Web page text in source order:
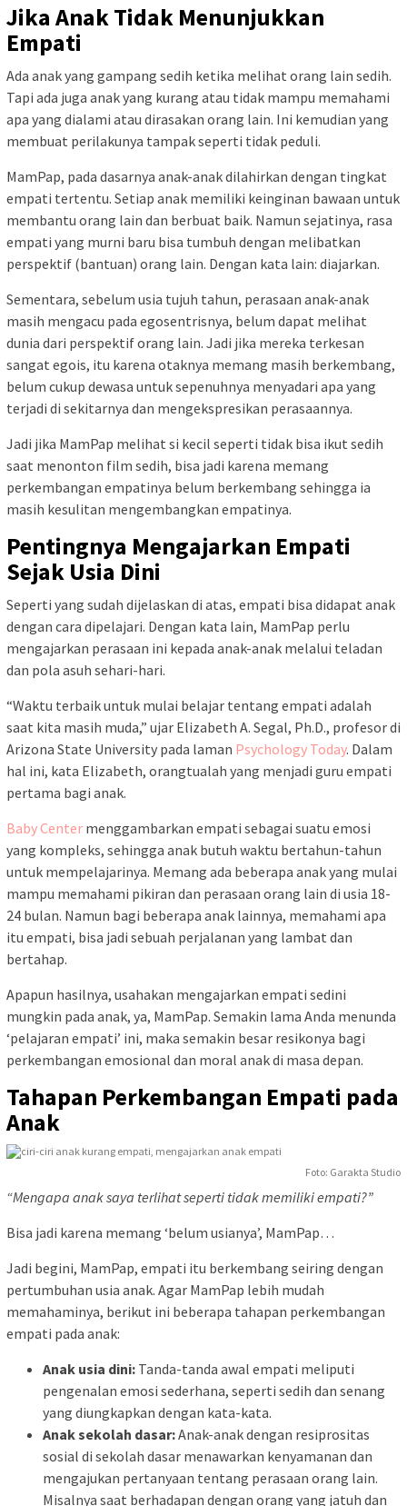
Jika Anak Tidak Menunjukkan
Empati
Ada anak yang gampang sedih ketika melihat orang lain sedih.
Tapi ada juga anak yang kurang atau tidak mampu memahami
apa yang dialami atau dirasakan orang lain. Ini kemudian yang
membuat perilakunya tampak seperti tidak peduli.
MamPap, pada dasarnya anak-anak dilahirkan dengan tingkat
empati tertentu. Setiap anak memiliki keinginan bawaan untuk
membantu orang lain dan berbuat baik. Namun sejatinya, rasa
empati yang murni baru bisa tumbuh dengan melibatkan
perspektif (bantuan) orang lain. Dengan kata lain: diajarkan.
Sementara, sebelum usia tujuh tahun, perasaan anak-anak
masih mengacu pada egosentrisnya, belum dapat melihat
dunia dari perspektif orang lain. Jadi jika mereka terkesan
sangat egois, itu karena otaknya memang masih berkembang,
belum cukup dewasa untuk sepenuhnya menyadari apa yang
terjadi di sekitarnya dan mengekspresikan perasaannya.
Jadi jika MamPap melihat si kecil seperti tidak bisa ikut sedih
saat menonton film sedih, bisa jadi karena memang
perkembangan empatinya belum berkembang sehingga ia
masih kesulitan mengembangkan empatinya.
Pentingnya Mengajarkan Empati
Sejak Usia Dini
Seperti yang sudah dijelaskan di atas, empati bisa didapat anak
dengan cara dipelajari. Dengan kata lain, MamPap perlu
mengajarkan perasaan ini kepada anak-anak melalui teladan
dan pola asuh sehari-hari.
“Waktu terbaik untuk mulai belajar tentang empati adalah
saat kita masih muda,” ujar Elizabeth A. Segal, Ph.D., profesor di
Arizona State University pada laman Psychology Today. Dalam
hal ini, kata Elizabeth, orangtualah yang menjadi guru empati
pertama bagi anak.
Baby Center menggambarkan empati sebagai suatu emosi
yang kompleks, sehingga anak butuh waktu bertahun-tahun
untuk mempelajarinya. Memang ada beberapa anak yang mulai
mampu memahami pikiran dan perasaan orang lain di usia 18-
24 bulan. Namun bagi beberapa anak lainnya, memahami apa
itu empati, bisa jadi sebuah perjalanan yang lambat dan
bertahap.
Apapun hasilnya, usahakan mengajarkan empati sedini
mungkin pada anak, ya, MamPap. Semakin lama Anda menunda
‘pelajaran empati’ ini, maka semakin besar resikonya bagi
perkembangan emosional dan moral anak di masa depan.
Tahapan Perkembangan Empati pada
Anak
Foto: Garakta Studio
“Mengapa anak saya terlihat seperti tidak memiliki empati?”
Bisa jadi karena memang ‘belum usianya’, MamPap…
Jadi begini, MamPap, empati itu berkembang seiring dengan
pertumbuhan usia anak. Agar MamPap lebih mudah
memahaminya, berikut ini beberapa tahapan perkembangan
empati pada anak:
Anak usia dini: Tanda-tanda awal empati meliputi
pengenalan emosi sederhana, seperti sedih dan senang
yang diungkapkan dengan kata-kata.
Anak sekolah dasar:Anak-anak dengan resiprositas
sosial di sekolah dasar menawarkan kenyamanan dan
mengajukan pertanyaan tentang perasaan orang lain.
Misalnya saat berhadapan dengan orang yang jatuh dan